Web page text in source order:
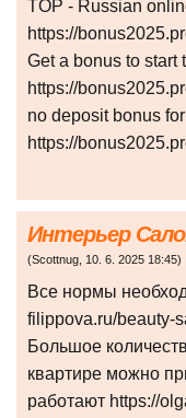
TOP - Russian
https://
Get a bonus to start
https://
no deposit bonus
https://
Интерьер
(Scottnug, 10. 6. 2025 18:45)
Все нормы
filippova.ru/beauty-
Большое
квартире можно
работают https://